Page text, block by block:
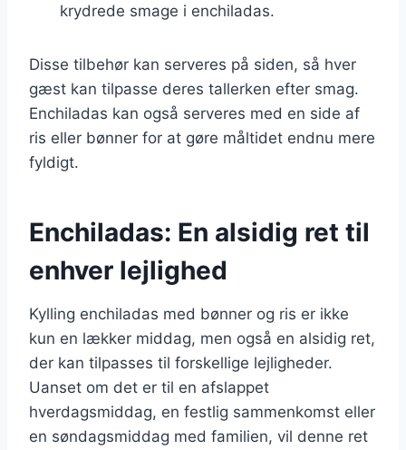
krydrede smage i enchiladas.
Disse tilbehør kan serveres på siden, så hver
gæst kan tilpasse deres tallerken efter smag.
Enchiladas kan også serveres med en side af
ris eller bønner for at gøre måltidet endnu mere
fyldigt.
Enchiladas: En alsidig ret til
enhver lejlighed
Kylling enchiladas med bønner og ris er ikke
kun en lækker middag, men også en alsidig ret,
der kan tilpasses til forskellige lejligheder.
Uanset om det er til en afslappet
hverdagsmiddag, en festlig sammenkomst eller
en søndagsmiddag med familien, vil denne ret